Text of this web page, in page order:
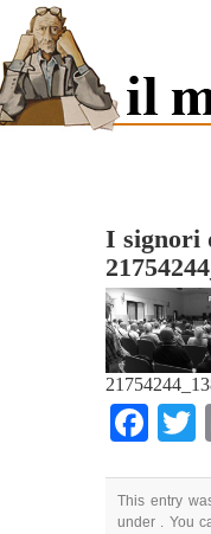
I signori
This entry
under . You